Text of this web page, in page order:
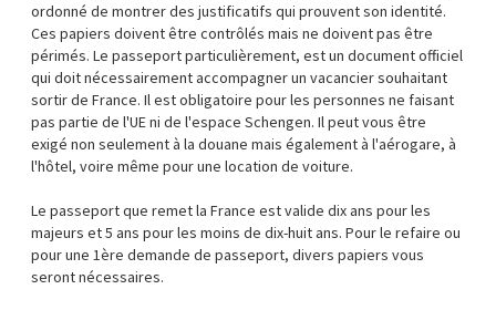
ordonné de montrer des justificatifs qui prouvent son identité.
Ces papiers doivent être contrôlés mais ne doivent pas être
périmés. Le passeport particulièrement, est un document officiel
qui doit nécessairement accompagner un vacancier souhaitant
sortir de France. Il est obligatoire pour les personnes ne faisant
pas partie de l'UE ni de l'espace Schengen. Il peut vous être
exigé non seulement à la douane mais également à l'aérogare, à
l'hôtel, voire même pour une location de voiture.
Le passeport que remet la France est valide dix ans pour les
majeurs et 5 ans pour les moins de dix-huit ans. Pour le refaire ou
pour une 1ère demande de passeport, divers papiers vous
seront nécessaires.